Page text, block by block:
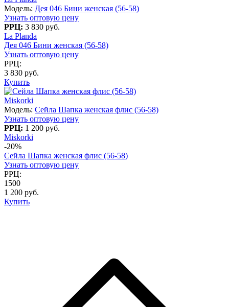
Модель: Дея 046 Бини женская (56-58)
Узнать оптовую цену
РРЦ: 3 830 руб.
La Planda
Дея 046 Бини женская (56-58)
Узнать оптовую цену
РРЦ:
3 830 руб.
Купить
Miskorki
Модель: Сейла Шапка женская флис (56-58)
Узнать оптовую цену
РРЦ: 1 200 руб.
Miskorki
-20%
Сейла Шапка женская флис (56-58)
Узнать оптовую цену
РРЦ:
1500
1 200 руб.
Купить